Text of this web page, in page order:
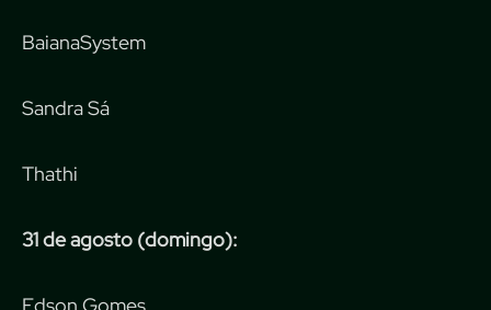
BaianaSystem
Sandra Sá
Thathi
31 de agosto (domingo):